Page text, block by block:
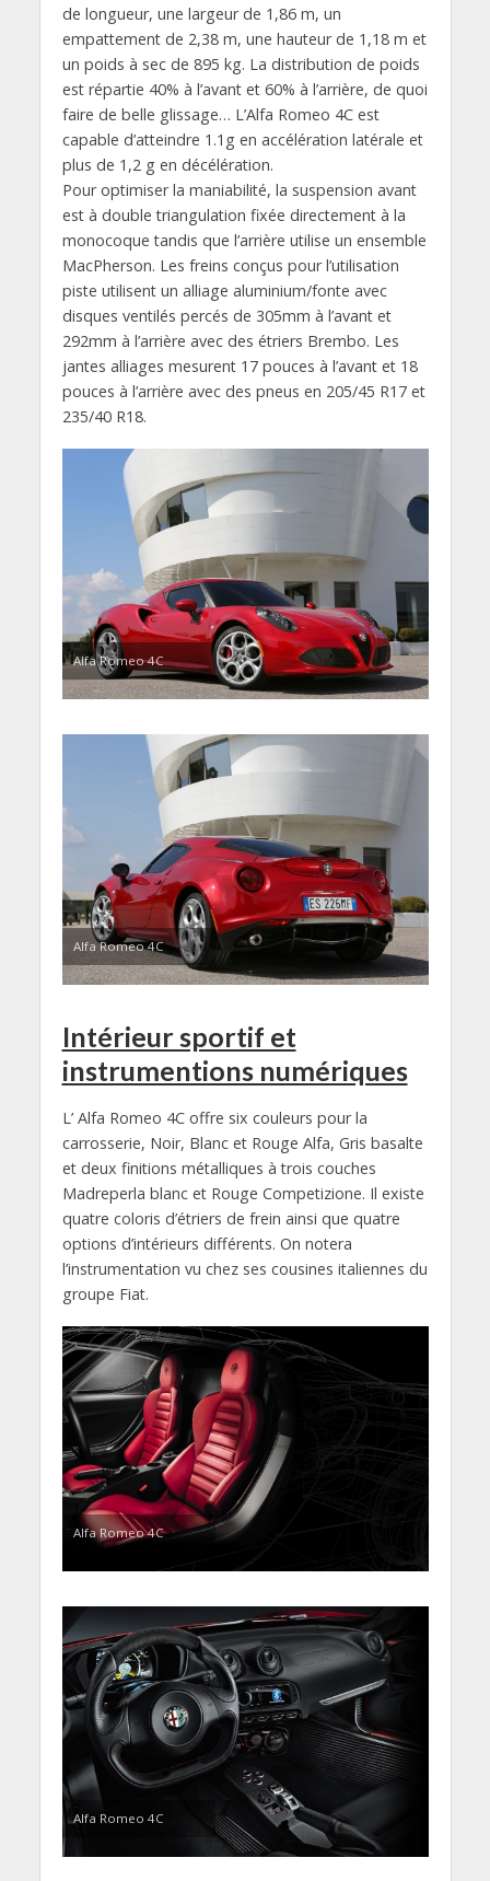
de longueur, une largeur de 1,86 m, un
empattement de 2,38 m, une hauteur de 1,18 m et
un poids à sec de 895 kg. La distribution de poids
est répartie 40% à l’avant et 60% à l’arrière, de quoi
faire de belle glissage… L’Alfa Romeo 4C est
capable d’atteindre 1.1g en accélération latérale et
plus de 1,2 g en décélération.
Pour optimiser la maniabilité, la suspension avant
est à double triangulation fixée directement à la
monocoque tandis que l’arrière utilise un ensemble
MacPherson. Les freins conçus pour l’utilisation
piste utilisent un alliage aluminium/fonte avec
disques ventilés percés de 305mm à l’avant et
292mm à l’arrière avec des étriers Brembo. Les
jantes alliages mesurent 17 pouces à l’avant et 18
pouces à l’arrière avec des pneus en 205/45 R17 et
235/40 R18.
Alfa Romeo 4C
Alfa Romeo 4C
Intérieur sportif et
instrumentions numériques
L’ Alfa Romeo 4C offre six couleurs pour la
carrosserie, Noir, Blanc et Rouge Alfa, Gris basalte
et deux finitions métalliques à trois couches
Madreperla blanc et Rouge Competizione. Il existe
quatre coloris d’étriers de frein ainsi que quatre
options d’intérieurs différents. On notera
l’instrumentation vu chez ses cousines italiennes du
groupe Fiat.
Alfa Romeo 4C
Alfa Romeo 4C